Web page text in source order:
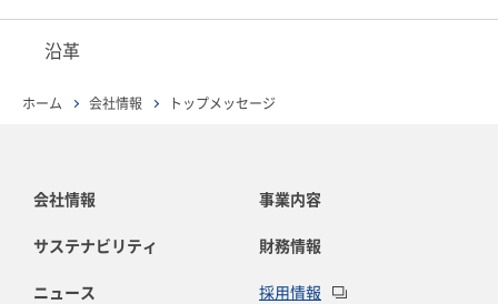
沿革
ホーム 会社情報 トップメッセージ
会社情報 事業内容
サステナビリティ 財務情報
ニュース 採用情報